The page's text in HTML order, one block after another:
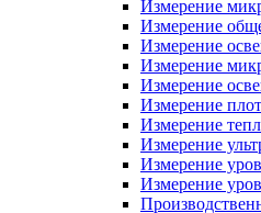
Измерение
Измерение
Измерение
Измерение
Измерение
Измерение
Измерение
Измерение
Измерение
Измерение